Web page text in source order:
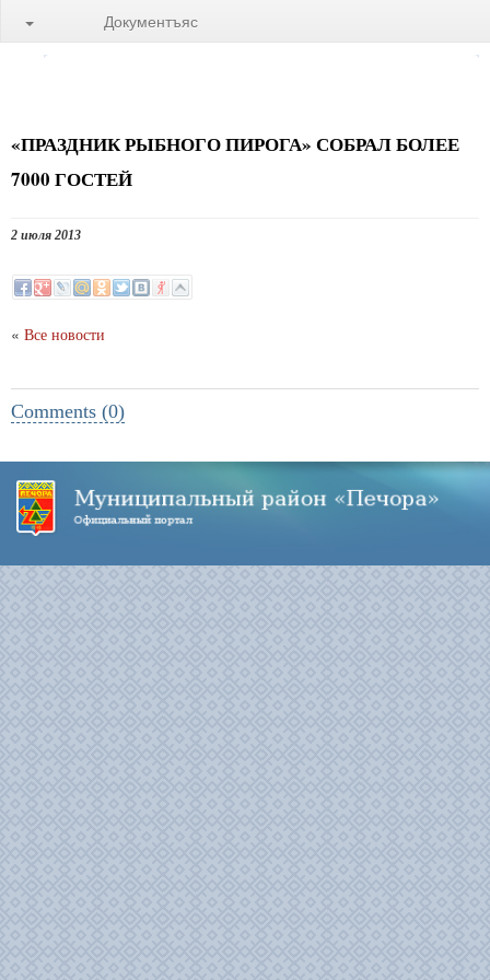
Документъяс
«ПРАЗДНИК РЫБНОГО ПИРОГА» СОБРАЛ БОЛЕЕ
7000 ГОСТЕЙ
2 июля 2013
« Все новости
Comments (0)